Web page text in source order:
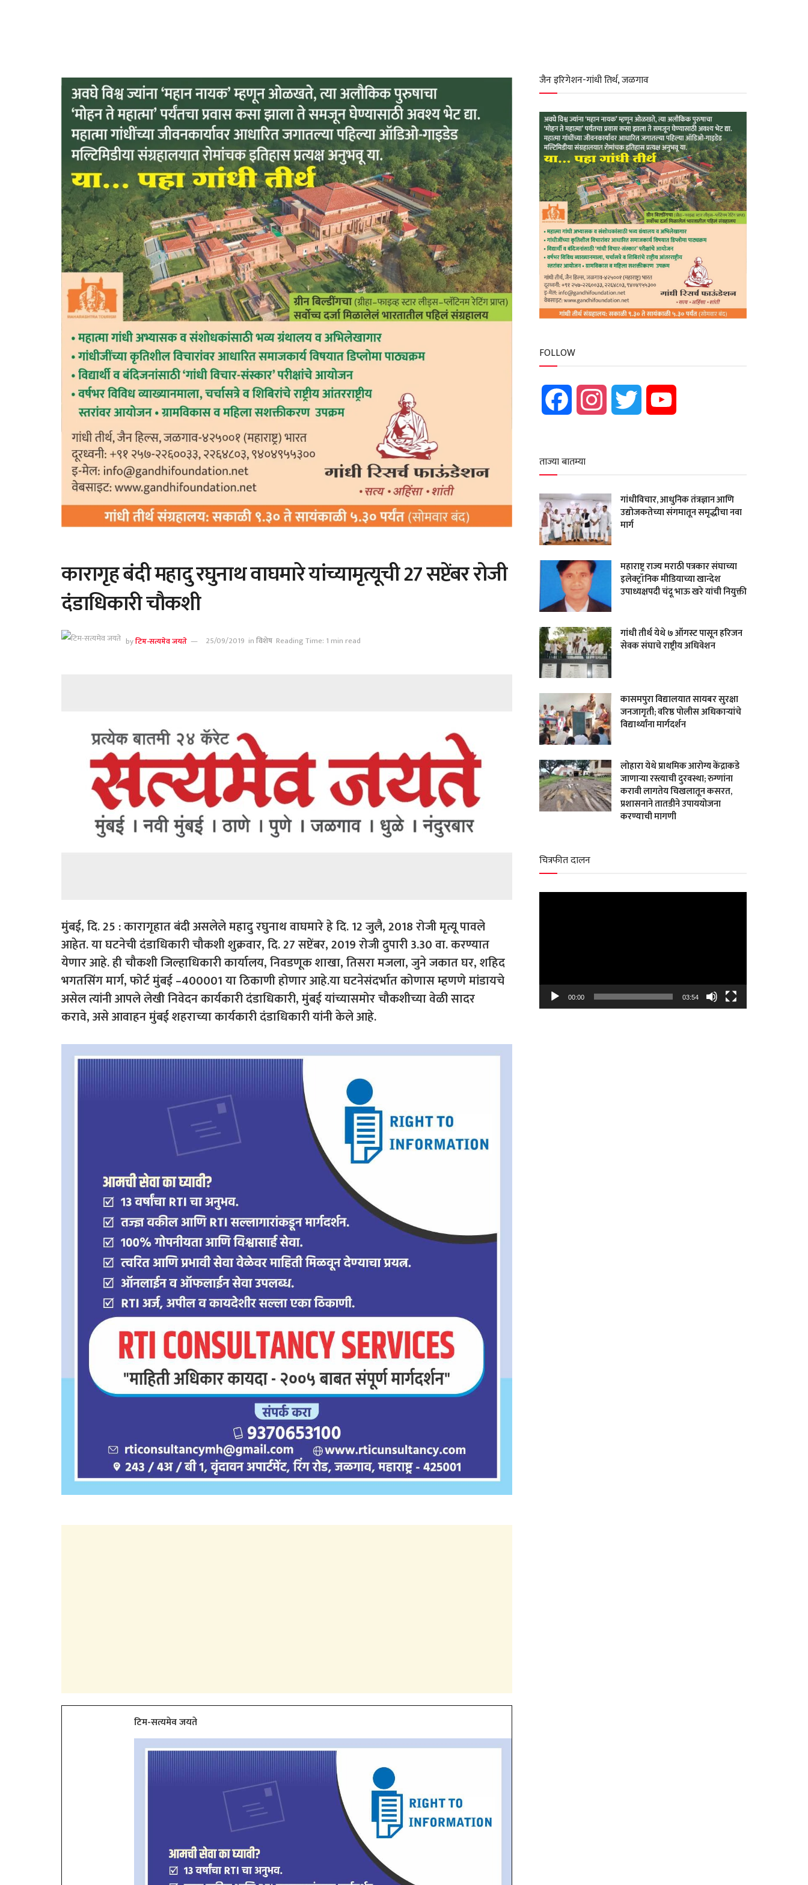
कारागृह बंदी महादु रघुनाथ वाघमारे यांच्यामृत्यूची 27 सप्टेंबर रोजी
दंडाधिकारी चौकशी
byटिम-सत्यमेव जयते 25/09/2019 inविशेष Reading Time: 1 min read
मुंबई, दि. 25 : कारागृहात बंदी असलेले महादु रघुनाथ वाघमारे हे दि. 12 जुलै, 2018 रोजी मृत्यू पावले
आहेत. या घटनेची दंडाधिकारी चौकशी शुक्रवार, दि. 27 सप्टेंबर, 2019 रोजी दुपारी 3.30 वा. करण्यात
येणार आहे. ही चौकशी जिल्हाधिकारी कार्यालय, निवडणूक शाखा, तिसरा मजला, जुने जकात घर, शहिद
भगतसिंग मार्ग, फोर्ट मुंबई –400001 या ठिकाणी होणार आहे.या घटनेसंदर्भात कोणास म्हणणे मांडायचे
असेल त्यांनी आपले लेखी निवेदन कार्यकारी दंडाधिकारी, मुंबई यांच्यासमोर चौकशीच्या वेळी सादर
करावे, असे आवाहन मुंबई शहराच्या कार्यकारी दंडाधिकारी यांनी केले आहे.
टिम-सत्यमेव जयते
जैन इरिगेशन-गांधी तिर्थ, जळगाव
FOLLOW
Facebook Instagram Twitter
ताज्या बातम्या
गांधीविचार, आधुनिक तंत्रज्ञान आणि
उद्योजकतेच्या संगमातून समृद्धीचा नवा
मार्ग
महाराष्ट्र राज्य मराठी पत्रकार संघाच्या
इलेक्ट्रॉनिक मीडियाच्या खान्देश
उपाध्यक्षपदी चंदू भाऊ खरे यांची नियुक्ती
गांधी तीर्थ येथे ७ ऑगस्ट पासून हरिजन
सेवक संघाचे राष्ट्रीय अधिवेशन
कासमपुरा विद्यालयात सायबर सुरक्षा
जनजागृती; वरिष्ठ पोलीस अधिकाऱ्यांचे
विद्यार्थ्यांना मार्गदर्शन
लोहारा येथे प्राथमिक आरोग्य केंद्राकडे
जाणाऱ्या रस्त्याची दुरवस्था; रुग्णांना
करावी लागतेय चिखलातून कसरत,
प्रशासनाने तातडीने उपाययोजना
करण्याची मागणी
चित्रफीत दालन
00:00 03:54